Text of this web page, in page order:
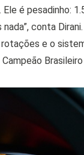
é pesadinho:
conta
e o